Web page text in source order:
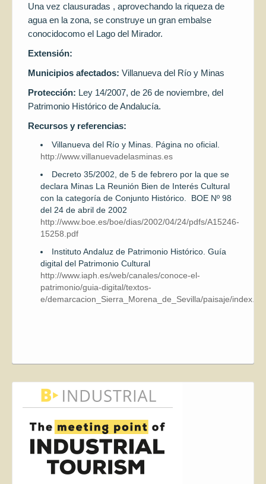
Una vez clausuradas , aprovechando la riqueza de
agua en la zona, se construye un gran embalse
conocidocomo el Lago del Mirador.
Extensión:
Municipios afectados: Villanueva del Río y Minas
Protección: Ley 14/2007, de 26 de noviembre, del
Patrimonio Histórico de Andalucía.
Recursos y referencias:
Villanueva del Río y Minas. Página no oficial.
http://www.villanuevadelasminas.es
Decreto 35/2002, de 5 de febrero por la que se
declara Minas La Reunión Bien de Interés Cultural
con la categoría de Conjunto Histórico. BOE Nº 98
del 24 de abril de 2002
http://www.boe.es/boe/dias/2002/04/24/pdfs/A15246-
15258.pdf
Instituto Andaluz de Patrimonio Histórico. Guía
digital del Patrimonio Cultural
http://www.iaph.es/web/canales/conoce-el-
patrimonio/guia-digital/textos-
e/demarcacion_Sierra_Morena_de_Sevilla/paisaje/